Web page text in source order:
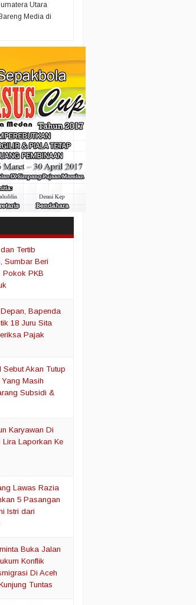
Utara
Media di
Tertib
Sumbar Beri
Pokok PKB
Bapenda
18 Juru Sita
Pajak
Sebut Akan Tutup
Masih
Subsidi &
Karyawan Di
Lira Laporkan Ke
Lawas Razia
5 Pasangan
Istri dari
Buka Jalan
Konflik
Di Aceh
Tuntas